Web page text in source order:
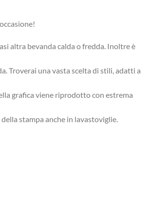
altra bevanda calda o fredda. Inoltre è
Troverai una vasta scelta di stili, adatti a
grafica viene riprodotto con estrema
stampa anche in lavastoviglie.